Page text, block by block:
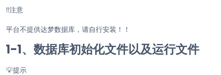
‼️注意
平台不提供达梦数据库，请自行安装！！
1-1、 数据库初始化文件以及运行文件
💡提示